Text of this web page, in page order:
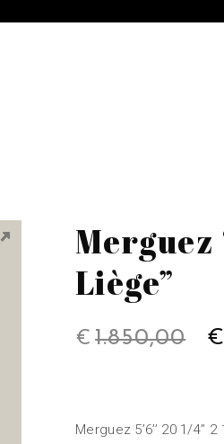
Liège”
€ 1.850,00 €
Merguez 5’6’’ 20 1/4’’ 2